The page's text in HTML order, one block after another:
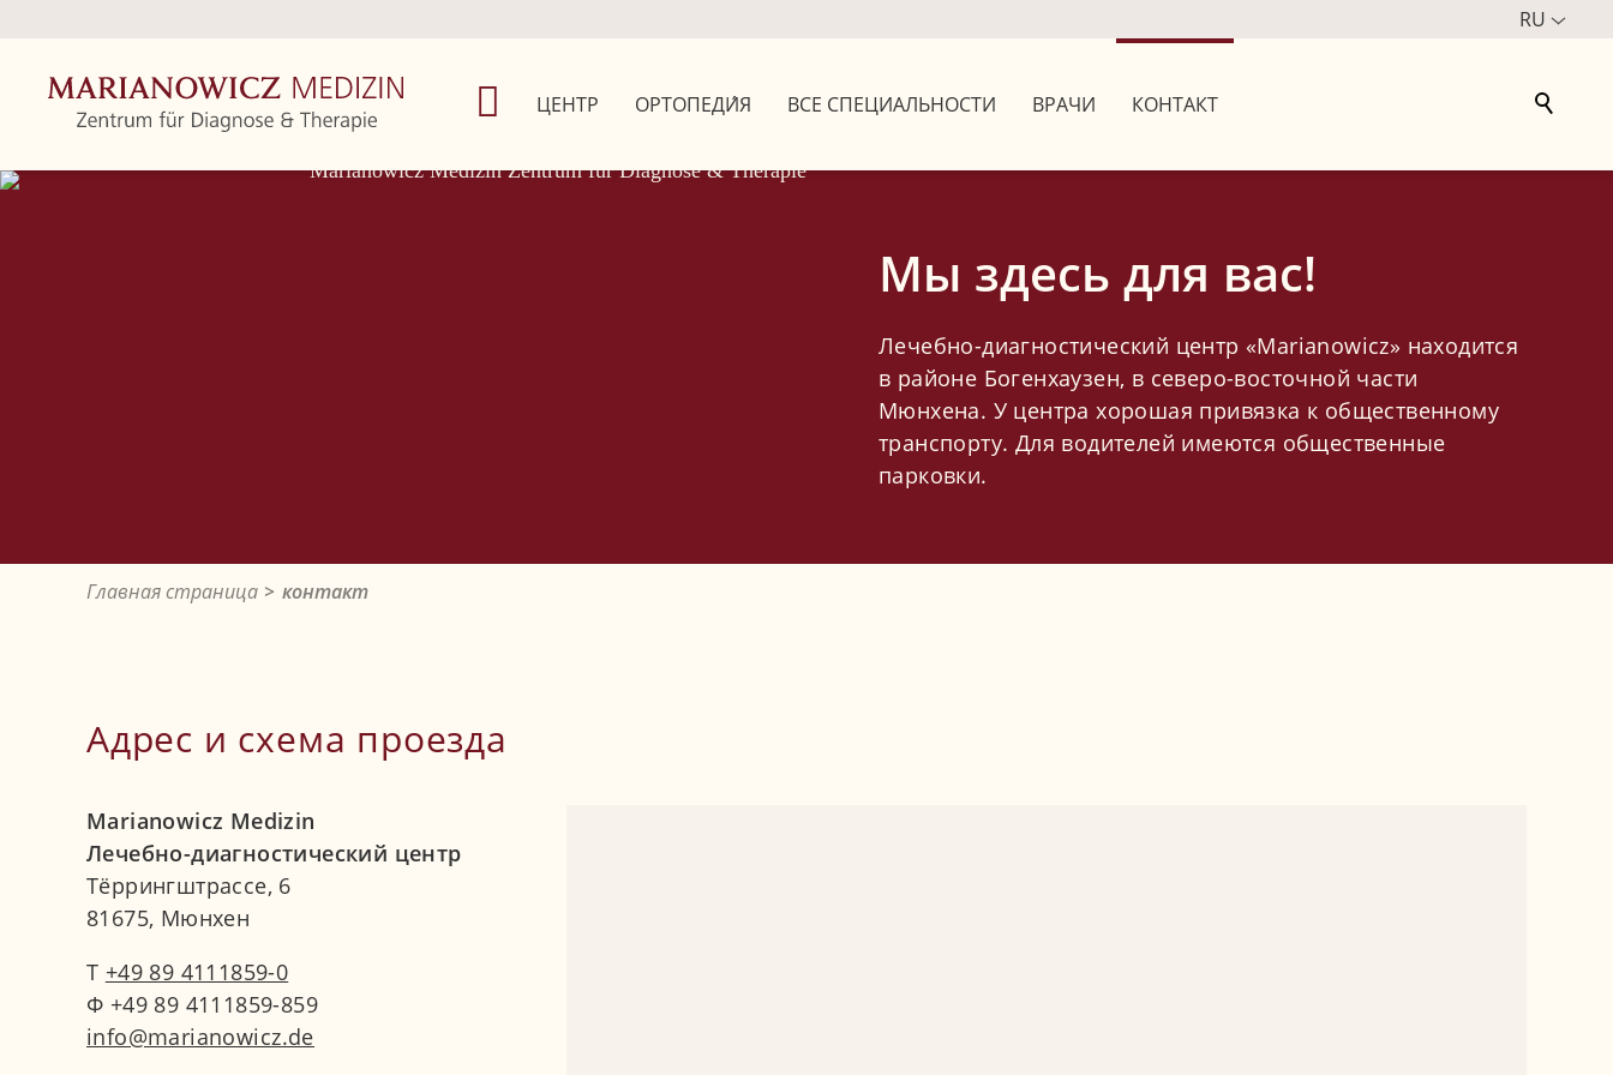
RU
ЦЕНТР ОРТОПЕДИ́Я ВСЕ СПЕЦИАЛЬНОСТИ ВРАЧИ КОНТАКТ
Мы здесь для вас!
Лечебно-диагностический центр «Marianowicz» находится
в районе Богенхаузен, в северо-восточной части
Мюнхена. У центра хорошая привязка к общественному
транспорту. Для водителей имеются общественные
парковки.
Главная страница контакт
Адрес и схема проезда
Marianowicz Medizin
Лечебно-диагностический центр
Тёррингштрассе, 6
81675, Мюнхен
T +49 89 4111859-0
Ф +49 89 4111859-859
nf
m r n w cz d